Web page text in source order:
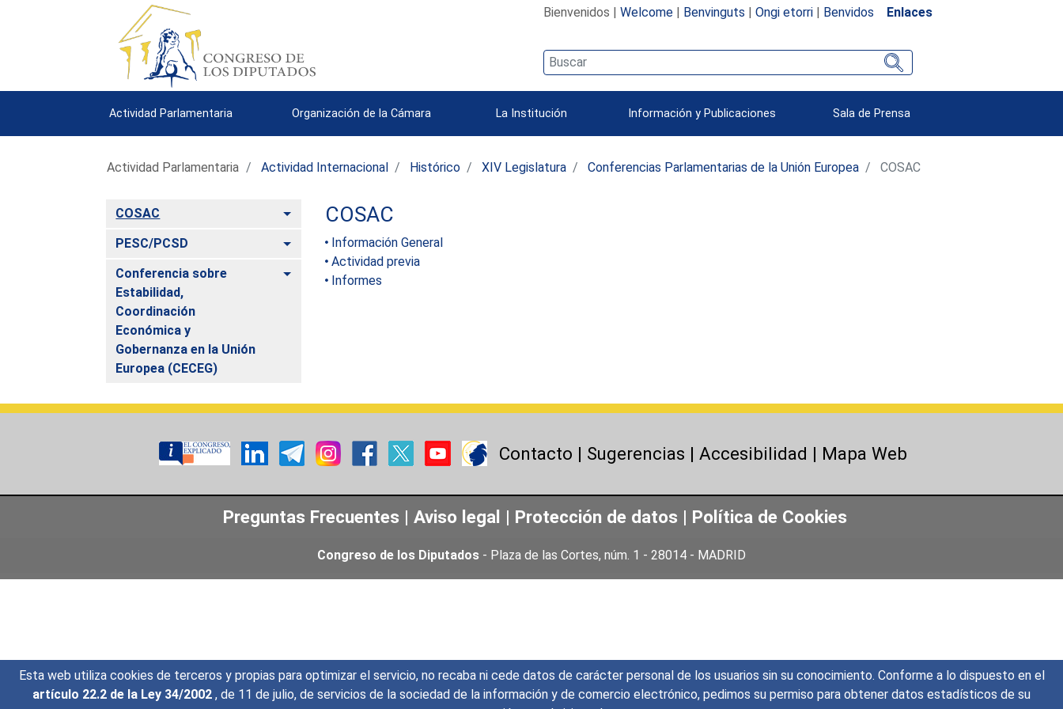
Esta web utiliza cookies de terceros y propias para optimizar el servicio, no recaba ni cede datos de carácter personal de los usuarios sin su conocimiento. Conforme a lo dispuesto en el
artículo 22.2 de la Ley 34/2002 , de 11 de julio, de servicios de la sociedad de la información y de comercio electrónico, pedimos su permiso para obtener datos estadísticos de su
Bienvenidos | Welcome| Benvinguts | Ongi etorri| Benvidos Enlaces
Actividad Parlamentaria Organización de la Cámara La Institución Información y Publicaciones Sala de Prensa
Actividad Parlamentaria Actividad Internacional Histórico XIV Legislatura Conferencias Parlamentarias de la Unión Europea COSAC
COSAC Alternar
PESC/PCSD Alternar
Conferencia sobre
Estabilidad,
Coordinación
Económica y
Gobernanza en la Unión
Europea (CECEG)
Alternar
COSAC
Información General
Actividad previa
Informes
Contacto | Sugerencias | Accesibilidad | Mapa Web
Preguntas Frecuentes | Aviso legal | Protección de datos | Política de Cookies
Congreso de los Diputados- Plaza de las Cortes, núm. 1 - 28014 - MADRID